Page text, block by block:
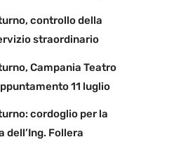
controllo della
straordinario
Campania Teatro
11 luglio
cordoglio per la
dell’Ing. Follera